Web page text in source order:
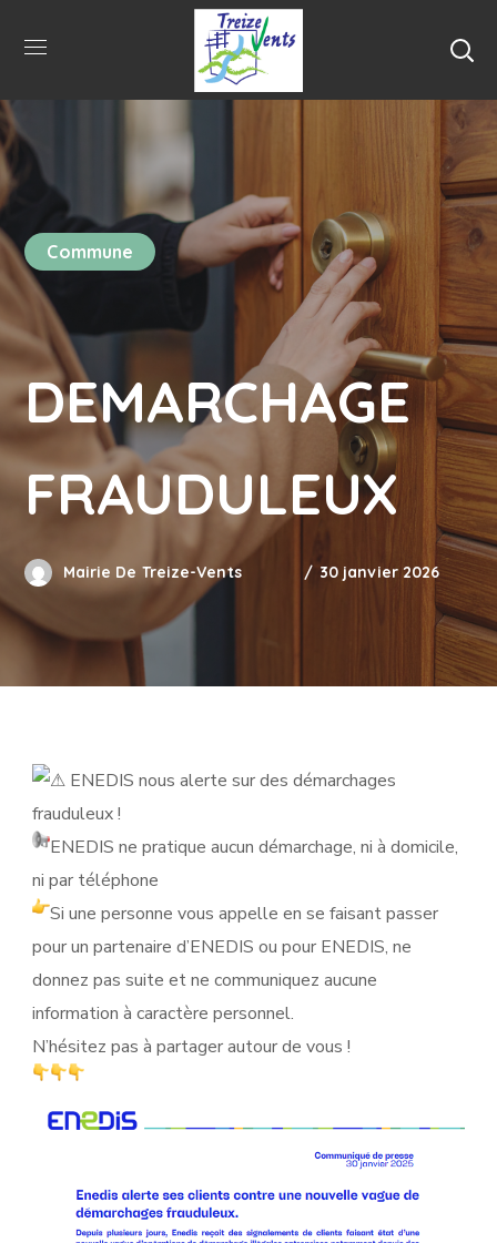
Commune
DEMARCHAGE
FRAUDULEUX
Mairie De Treize-Vents 30 janvier 2026
ENEDIS nous alerte sur des démarchages
frauduleux !
ENEDIS ne pratique aucun démarchage, ni à domicile,
ni par téléphone
Si une personne vous appelle en se faisant passer
pour un partenaire d’ENEDIS ou pour ENEDIS, ne
donnez pas suite et ne communiquez aucune
information à caractère personnel.
N’hésitez pas à partager autour de vous !